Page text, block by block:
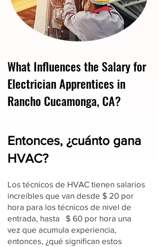
What Influences the Salary for
Electrician Apprentices in
Rancho Cucamonga, CA?
Entonces, ¿cuánto gana
HVAC?
Los técnicos de HVAC tienen salarios
increíbles que van desde $ 20 por
hora para los técnicos de nivel de
entrada, hasta $ 60 por hora una
vez que acumula experiencia,
entonces, ¿qué significan estos